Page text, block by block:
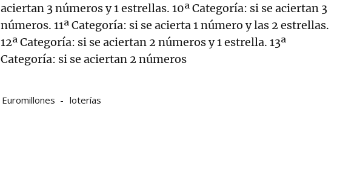
aciertan 3 números y 1 estrellas. 10ª Categoría: si se aciertan 3
números. 11ª Categoría: si se acierta 1 número y las 2 estrellas.
12ª Categoría: si se aciertan 2 números y 1 estrella. 13ª
Categoría: si se aciertan 2 números
Euromillones loterías